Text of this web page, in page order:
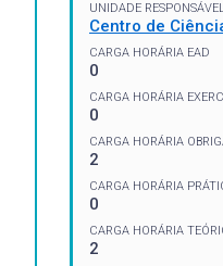
UNIDADE RESPONSÁVEL
Centro de
CARGA HORÁRIA EAD
0
CARGA HORÁRIA
0
CARGA HORÁRIA
2
CARGA HORÁRIA
0
CARGA HORÁRIA
2